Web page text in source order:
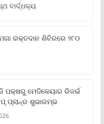
ବାର୍ଦ୍ଧକ୍ୟ
ରକ୍ତଦାନ ଶିବିରରେ ୨୮୦
ପକ୍ଷରୁ ମେଡିକେୟାର ରିଜର୍ଭ
ପ୍ଲାନ୍‌ର ଶୁଭାରମ୍ଭ